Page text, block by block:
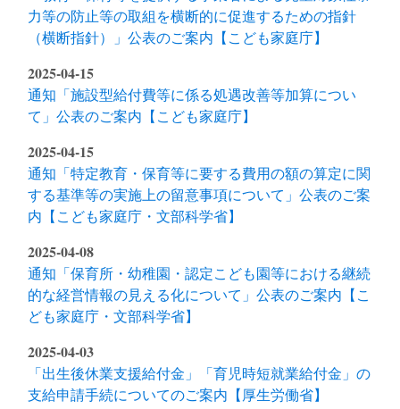
力等の防止等の取組を横断的に促進するための指針
（横断指針）」公表のご案内【こども家庭庁】
2025-04-15
通知「施設型給付費等に係る処遇改善等加算につい
て」公表のご案内【こども家庭庁】
2025-04-15
通知「特定教育・保育等に要する費用の額の算定に関
する基準等の実施上の留意事項について」公表のご案
内【こども家庭庁・文部科学省】
2025-04-08
通知「保育所・幼稚園・認定こども園等における継続
的な経営情報の見える化について」公表のご案内【こ
ども家庭庁・文部科学省】
2025-04-03
「出生後休業支援給付金」「育児時短就業給付金」の
支給申請手続についてのご案内【厚生労働省】